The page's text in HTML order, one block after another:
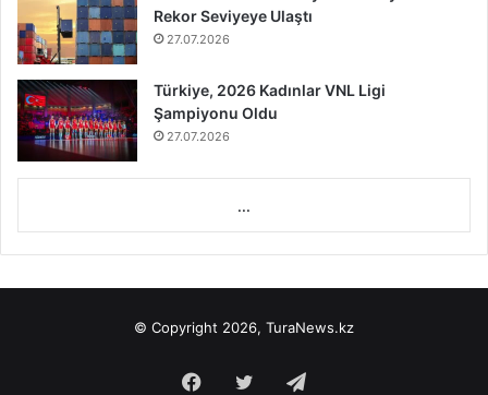
Rekor Seviyeye Ulaştı
27.07.2026
Türkiye, 2026 Kadınlar VNL Ligi
Şampiyonu Oldu
27.07.2026
...
© Copyright 2026, TuraNews.kz
Facebook
Twitter